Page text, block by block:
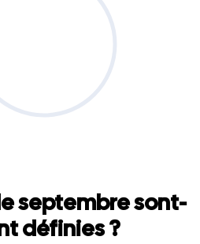
septembre sont-
définies ?